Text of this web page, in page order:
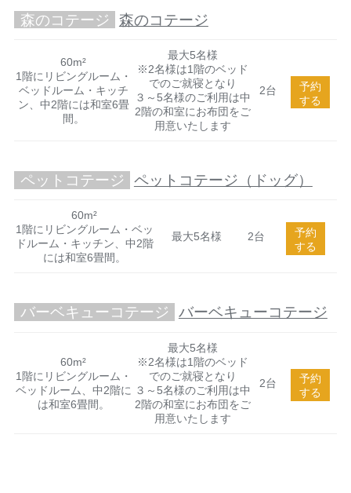
森のコテージ 森のコテージ
60m²
1階にリビングルーム・
ベッドルーム・キッチ
ン、中2階には和室6畳
間。
最大5名様
※2名様は1階のベッド
でのご就寝となり
３～5名様のご利用は中
2階の和室にお布団をご
用意いたします
2台
予約
する
ペットコテージ ペットコテージ（ドッグ）
60m²
1階にリビングルーム・ベッ
ドルーム・キッチン、中2階
には和室6畳間。
最大5名様 2台
予約
する
バーベキューコテージ バーベキューコテージ
60m²
1階にリビングルーム・
ベッドルーム、中2階に
は和室6畳間。
最大5名様
※2名様は1階のベッド
でのご就寝となり
３～5名様のご利用は中
2階の和室にお布団をご
用意いたします
2台
予約
する